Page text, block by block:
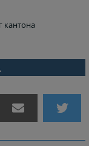
кантона